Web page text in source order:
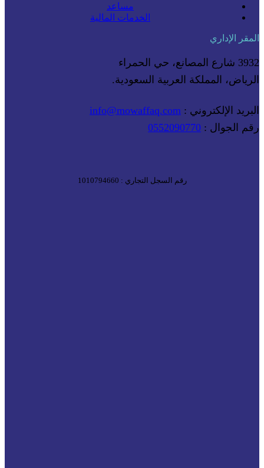
مساعد
الخدمات المالية
المقر الإداري
3932 شارع المصانع، حي الحمراء
الرياض، المملكة العربية السعودية.
البريد الإلكتروني : info@mowaffaq.com
رقم الجوال : 0552090770
رقم السجل التجاري : 1010794660